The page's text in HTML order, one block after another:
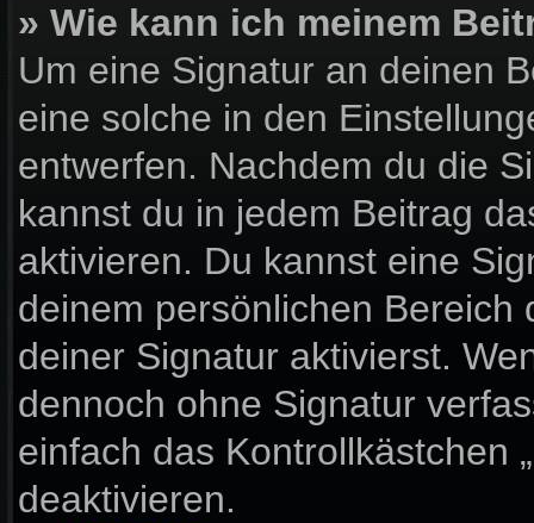
» Wie kann ich meinem
Um eine Signatur an deinen
eine solche in den
entwerfen. Nachdem du die
kannst du in jedem Beitrag
aktivieren. Du kannst eine
deinem persönlichen
deiner Signatur aktivierst.
dennoch ohne Signatur
einfach das Kontrollkästchen
deaktivieren.